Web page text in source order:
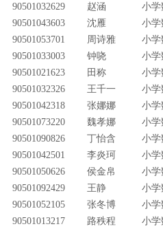
90501032629
赵涵 小学
90501043603
沈雁 小学
90501053701
周诗雅 小学
90501033003
钟哓 小学
90501021623
田称 小学
90501032326
王千一 小学
90501042318
张娜娜 小学
90501073220
魏孝娜 小学
90501090826
丁怡含 小学
90501042501
李炎珂 小学
90501050626
侯金帛 小学
90501092429
王静 小学
90501052105
张冬博 小学
90501013217
路秩程 小学